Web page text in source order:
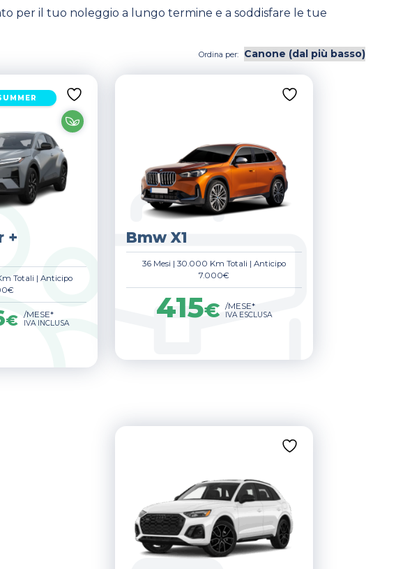
per il tuo noleggio a lungo termine e a soddisfare le tue
Ordina per:
+
Totali | Anticipo
€prezzo
/MESE*
IVA INCLUSA
Bmw X1
36 Mesi |30.000 Km Totali |Anticipo
7.000€
415€ /MESE*
IVA ESCLUSA